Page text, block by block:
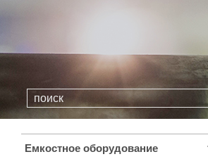
Емкостное оборудование